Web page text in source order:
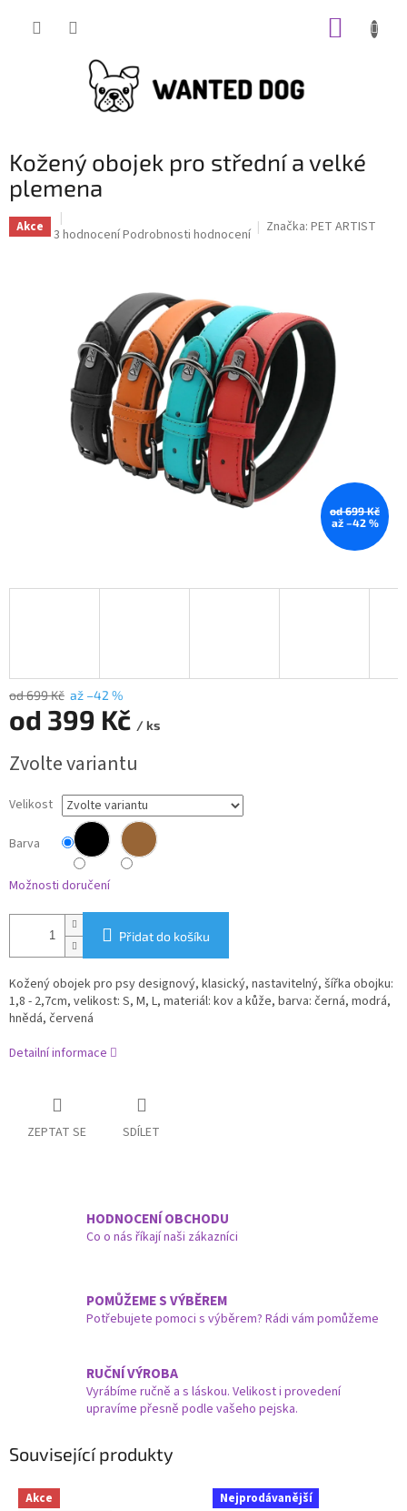
Kožený obojek pro střední a velké
plemena
Akce
Průměrné
hvězdiček.
3 hodnoceníPodrobnosti hodnocení Značka: PET ARTIST
od 699 Kč
až –42 %
od 699 Kč až –42 %
od 399 Kč / ks
cena:
Zvolte variantu
Velikost
Barva
Možnosti doručení
Přidat do košíku
Kožený obojek pro psy designový, klasický, nastavitelný, šířka obojku:
1,8 - 2,7cm, velikost: S, M, L, materiál: kov a kůže, barva: černá, modrá,
hnědá, červená
Detailní informace
ZEPTAT SE SDÍLET
HODNOCENÍ OBCHODU
Co o nás říkají naši zákazníci
POMŮŽEME S VÝBĚREM
Potřebujete pomoci s výběrem? Rádi vám pomůžeme
RUČNÍ VÝROBA
Vyrábíme ručně a s láskou. Velikost i provedení
upravíme přesně podle vašeho pejska.
Související produkty
Akce
Nejprodávanější